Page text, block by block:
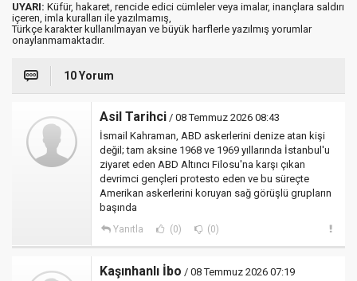
UYARI: Küfür, hakaret, rencide edici cümleler veya imalar, inançlara saldırı
içeren, imla kuralları ile yazılmamış,
Türkçe karakter kullanılmayan ve büyük harflerle yazılmış yorumlar
onaylanmamaktadır.
10 Yorum
Asil Tarihci / 08 Temmuz 2026 08:43
İsmail Kahraman, ABD askerlerini denize atan kişi
değil; tam aksine 1968 ve 1969 yıllarında İstanbul'u
ziyaret eden ABD Altıncı Filosu'na karşı çıkan
devrimci gençleri protesto eden ve bu süreçte
Amerikan askerlerini koruyan sağ görüşlü grupların
başında
Yanıtla (0) (0)
Kaşınhanlı İbo / 08 Temmuz 2026 07:19